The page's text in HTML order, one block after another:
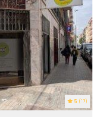
5 (17)